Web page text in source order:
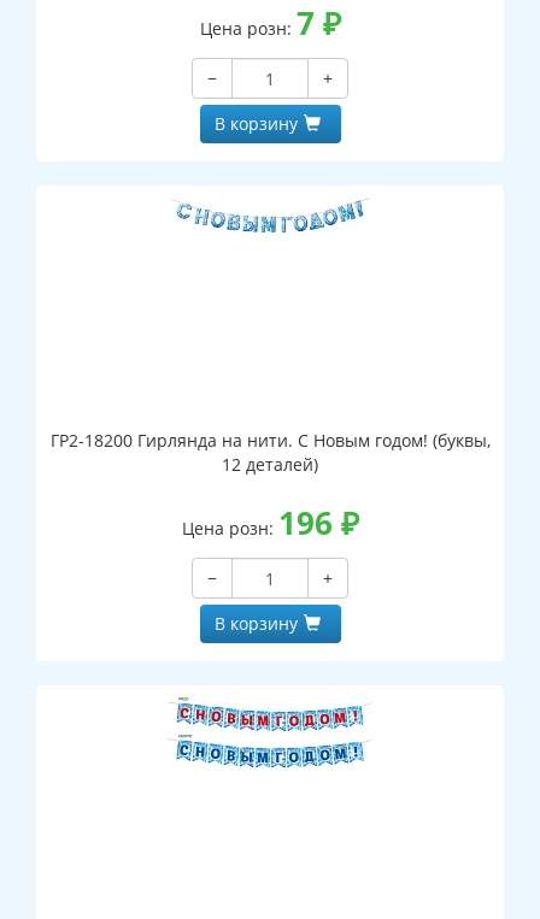
Цена розн: 7 ₽
−
+
В корзину
ГР2-18200 Гирлянда на нити. С Новым годом! (буквы,
12 деталей)
Цена розн: 196 ₽
−
+
В корзину